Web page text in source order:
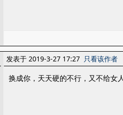
发表于 2019-3-27 17:27 只看该作者
换成你，天天硬的不行，又不给女